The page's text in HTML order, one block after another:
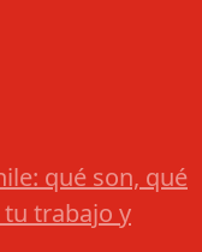
qué son, qué
trabajo y